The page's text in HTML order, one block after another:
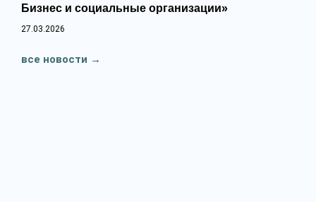
Бизнес и социальные организации»
27.03.2026
все новости →